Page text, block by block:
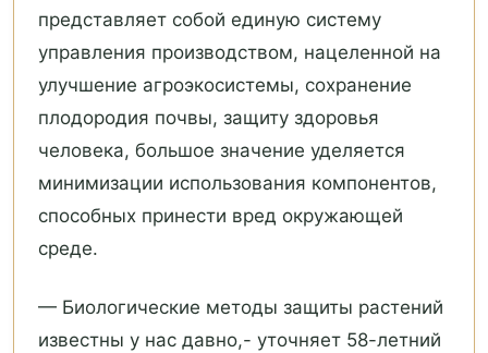
представляет собой единую систему
управления производством, нацеленной на
улучшение агроэкосистемы, сохранение
плодородия почвы, защиту здоровья
человека, большое значение уделяется
минимизации использования компонентов,
способных принести вред окружающей
среде.
— Биологические методы защиты растений
известны у нас давно,- уточняет 58-летний